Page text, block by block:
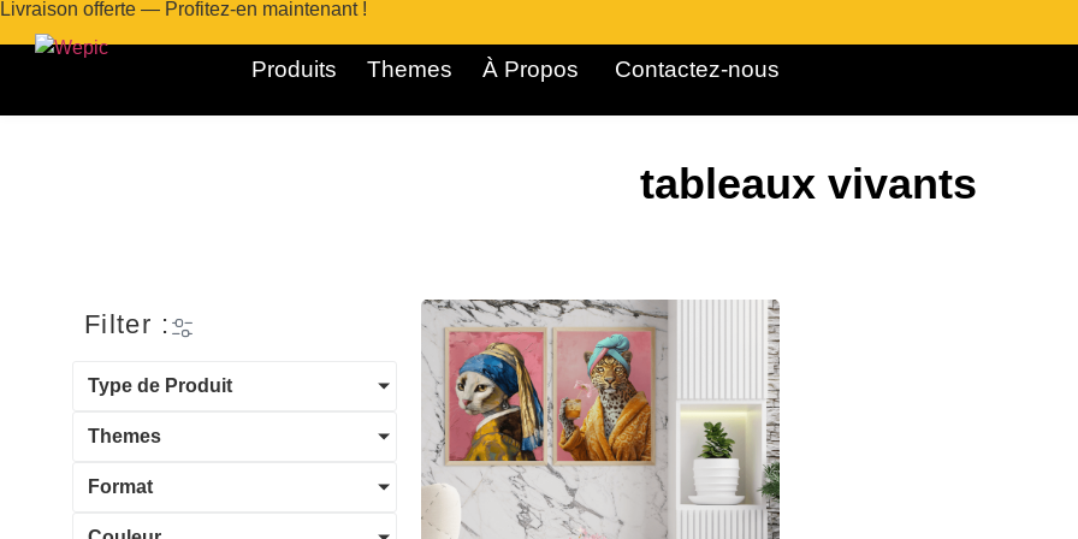
Livraison offerte — Profitez-en maintenant !
Produits Themes À Propos ​ Contactez-nous
tableaux vivants
Filter :
Type de Produit
Themes
Format